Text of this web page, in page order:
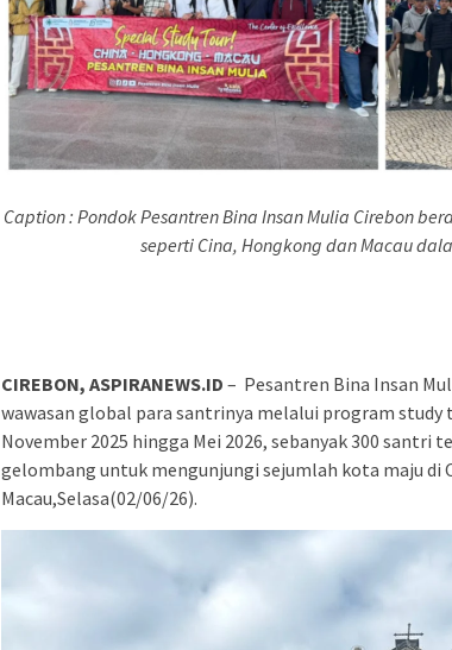
Caption : Pondok Pesantren Bina Insan Mulia Cirebon
seperti Cina, Hongkong dan Macau
CIREBON, ASPIRANEWS.ID – Pesantren Bina Insan
wawasan global para santrinya melalui program study
November 2025 hingga Mei 2026, sebanyak 300 santri
gelombang untuk mengunjungi sejumlah kota maju di
Macau,Selasa(02/06/26).